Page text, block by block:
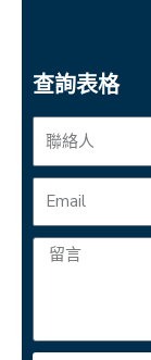
查詢表格